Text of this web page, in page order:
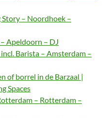
– Noordhoek –
Apeldoorn – DJ
Barista – Amsterdam –
of borrel in de Barzaal |
Spaces
– Rotterdam –